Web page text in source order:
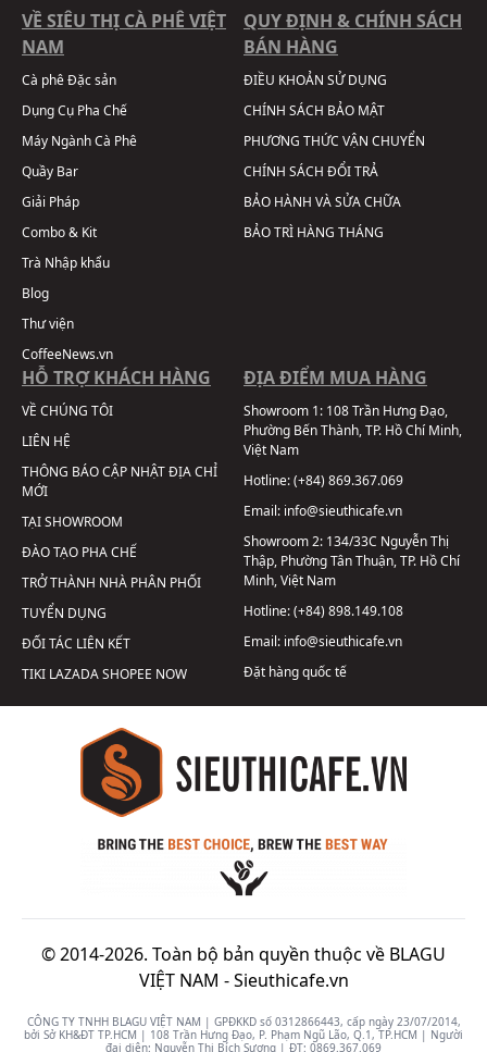
VỀ SIÊU THỊ CÀ PHÊ VIỆT
NAM
Cà phê Đặc sản
Dụng Cụ Pha Chế
Máy Ngành Cà Phê
Quầy Bar
Giải Pháp
Combo & Kit
Trà Nhập khẩu
Blog
Thư viện
CoffeeNews.vn
QUY ĐỊNH & CHÍNH SÁCH
BÁN HÀNG
ĐIỀU KHOẢN SỬ DỤNG
CHÍNH SÁCH BẢO MẬT
PHƯƠNG THỨC VẬN CHUYỂN
CHÍNH SÁCH ĐỔI TRẢ
BẢO HÀNH VÀ SỬA CHỮA
BẢO TRÌ HÀNG THÁNG
HỖ TRỢ KHÁCH HÀNG
VỀ CHÚNG TÔI
LIÊN HỆ
THÔNG BÁO CẬP NHẬT ĐỊA CHỈ
MỚI
TẠI SHOWROOM
ĐÀO TẠO PHA CHẾ
TRỞ THÀNH NHÀ PHÂN PHỐI
TUYỂN DỤNG
ĐỐI TÁC LIÊN KẾT
TIKI LAZADASHOPEE NOW
ĐỊA ĐIỂM MUA HÀNG
Showroom 1: 108 Trần Hưng Đạo,
Phường Bến Thành, TP. Hồ Chí Minh,
Việt Nam
Hotline:(+84) 869.367.069
Email: info@sieuthicafe.vn
Showroom 2: 134/33C Nguyễn Thị
Thập, Phường Tân Thuận, TP. Hồ Chí
Minh, Việt Nam
Hotline:(+84) 898.149.108
Email: info@sieuthicafe.vn
Đặt hàng quốc tế
© 2014-2026. Toàn bộ bản quyền thuộc về BLAGU
VIỆT NAM -Sieuthicafe.vn
CÔNG TY TNHH BLAGU VIỆT NAM | GPĐKKD số 0312866443, cấp ngày 23/07/2014,
bởi Sở KH&ĐT TP.HCM | 108 Trần Hưng Đạo, P. Phạm Ngũ Lão, Q.1, TP.HCM | Người
đại diện: Nguyễn Thị Bích Sương | ĐT: 0869.367.069